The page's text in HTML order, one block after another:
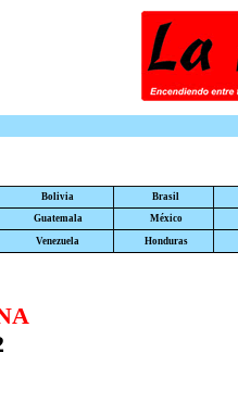
Bolivia
Brasil
Guatemala México
Venezuela Honduras